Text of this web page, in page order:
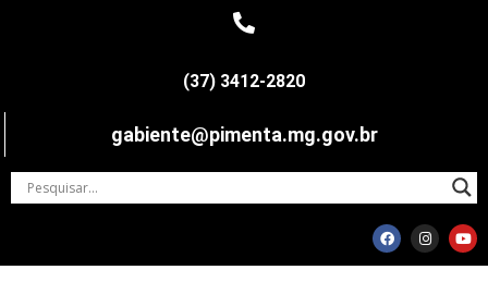
(37) 3412-2820
gabiente@pimenta.mg.gov.br